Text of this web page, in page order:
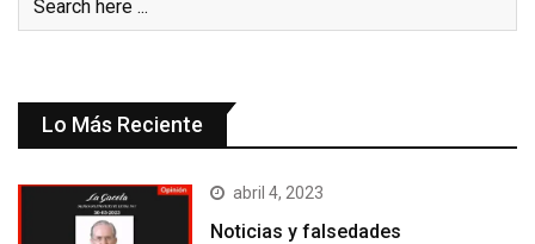
Lo Más Reciente
abril 4, 2023
Noticias y falsedades